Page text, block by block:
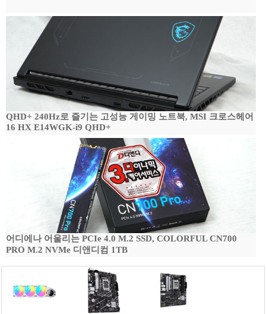
QHD+ 240Hz로 즐기는 고성능 게이밍 노트북, MSI 크로스헤어
16 HX E14WGK-i9 QHD+
어디에나 어울리는 PCIe 4.0 M.2 SSD, COLORFUL CN700
PRO M.2 NVMe 디앤디컴 1TB